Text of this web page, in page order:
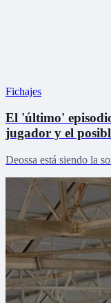
Fichajes
El 'último'
jugador y el
Deossa está siendo la